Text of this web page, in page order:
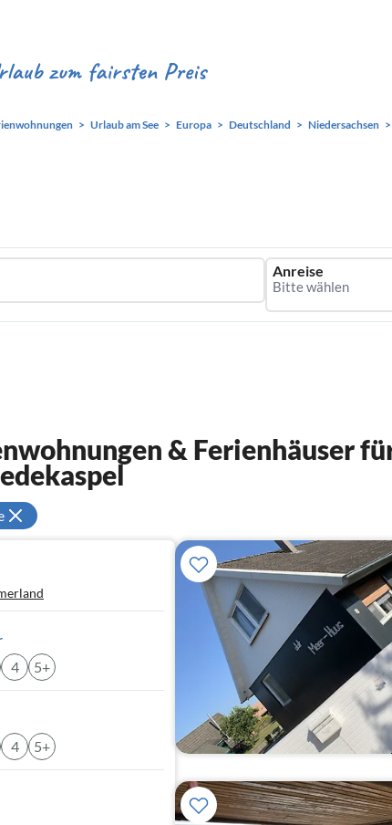
Urlaub am See Europa Deutschland Niedersachsen
Anreise
& Ferienhäuser
4 5+
4 5+